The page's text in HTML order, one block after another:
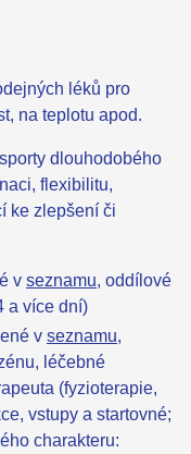
léků pro
na teplotu apod.
dlouhodobého
flexibilitu,
ke zlepšení či
v seznamu, oddílové
a více dní)
v seznamu,
léčebné
(fyzioterapie,
vstupy a startovné;
charakteru: